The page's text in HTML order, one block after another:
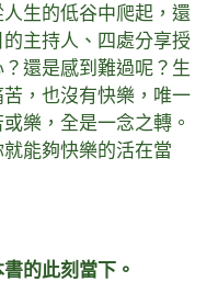
生的低谷中爬起，還
主持人、四處分享授
還是感到難過呢？生
，也沒有快樂，唯一
樂，全是一念之轉。
能夠快樂的活在當
的此刻當下。